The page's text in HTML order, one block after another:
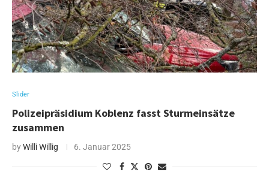
Slider
Polizeipräsidium Koblenz fasst Sturmeinsätze
zusammen
byWilli Willig 6. Januar 2025